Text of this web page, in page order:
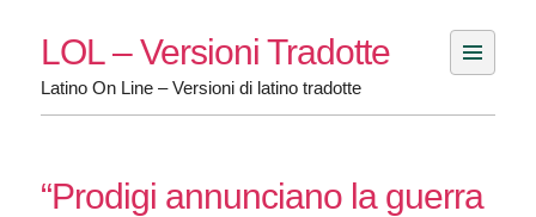
content
LOL – Versioni Tradotte
Latino On Line – Versioni di latino tradotte
“Prodigi annunciano la guerra